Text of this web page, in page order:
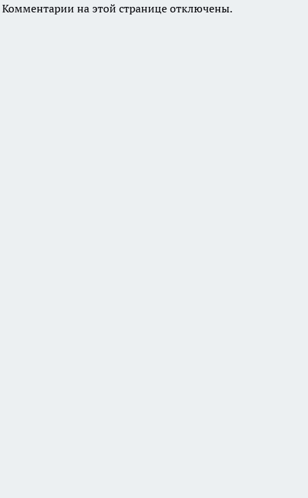
Комментарии на этой странице отключены.